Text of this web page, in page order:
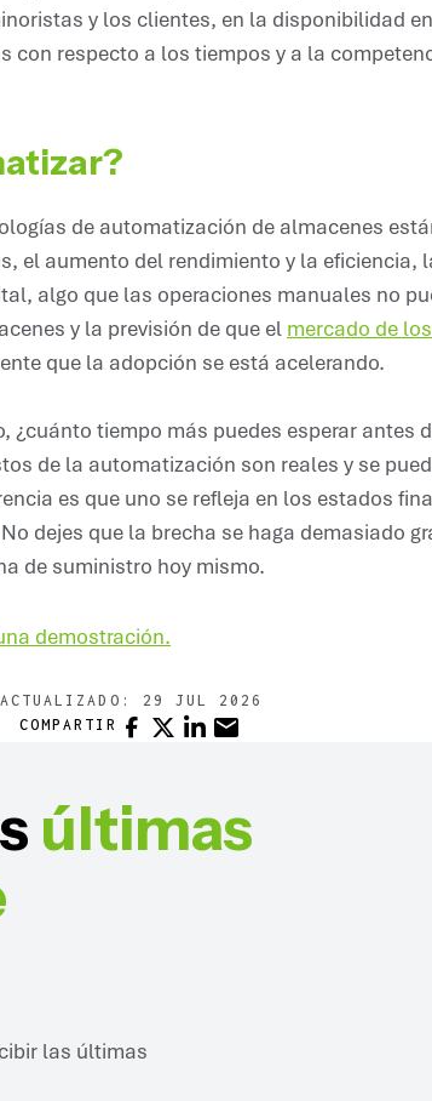
y los clientes, en la disponibilidad
respecto a los tiempos y a la
de automatización de almacenes
el aumento del rendimiento y la eficiencia,
algo que las operaciones manuales no
y la previsión de que el mercado de
que la adopción se está acelerando.
¿cuánto tiempo más puedes esperar antes
de la automatización son reales y se
es que uno se refleja en los estados
dejes que la brecha se haga demasiado
de suministro hoy mismo.
demostración.
ACTUALIZADO: 29 JUL 2026
COMPARTIR
FACEBOOK
X LINKEDIN
CORREO ELECTRÓNICO
últimas
las últimas